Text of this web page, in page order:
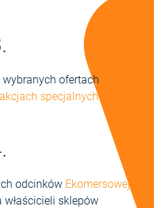
ofertach
specjalnych
odcinków Ekomersowej
właścicieli sklepów